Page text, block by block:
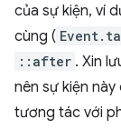
của sự kiện, ví
cùng (
::after . Xin
nên sự kiện
tương tác với